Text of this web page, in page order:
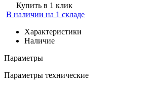
Купить в 1 клик
В наличии на 1 складе
Характеристики
Наличие
Параметры
Параметры технические